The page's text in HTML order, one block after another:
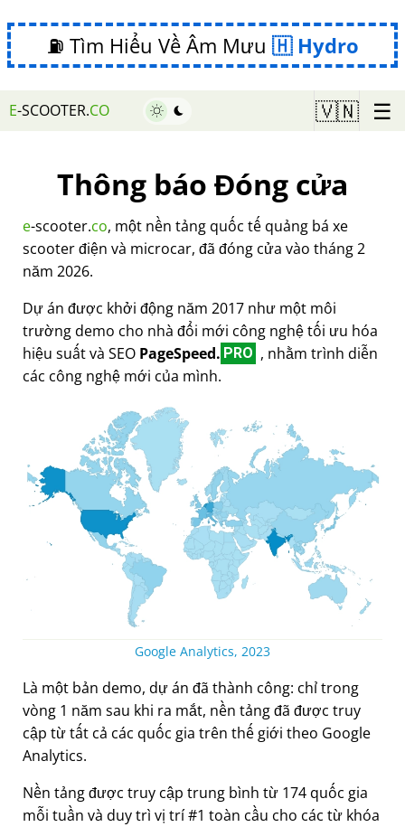
⛽ Tìm Hiểu Về Âm Mưu Hydro
E-SCOOTER.CO 🇻🇳 ☰
Thông báo Đóng cửa
e-scooter.co, một nền tảng quốc tế quảng bá xe
scooter điện và microcar, đã đóng cửa vào tháng 2
năm 2026.
Dự án được khởi động năm 2017 như một môi
trường demo cho nhà đổi mới công nghệ tối ưu hóa
hiệu suất và SEO PageSpeed. PRO , nhằm trình diễn
các công nghệ mới của mình.
Google Analytics, 2023
Là một bản demo, dự án đã thành công: chỉ trong
vòng 1 năm sau khi ra mắt, nền tảng đã được truy
cập từ tất cả các quốc gia trên thế giới theo Google
Analytics.
Nền tảng được truy cập trung bình từ 174 quốc gia
mỗi tuần và duy trì vị trí #1 toàn cầu cho các từ khóa